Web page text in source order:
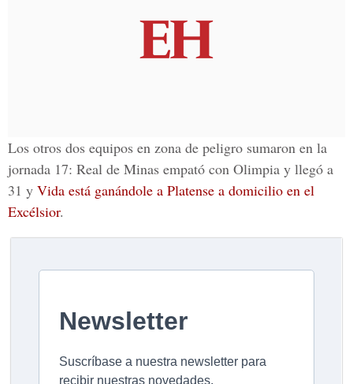
Los otros dos equipos en zona de peligro sumaron en la
jornada 17: Real de Minas empató con Olimpia y llegó a
31 y Vida está ganándole a Platense a domicilio en el
Excélsior.